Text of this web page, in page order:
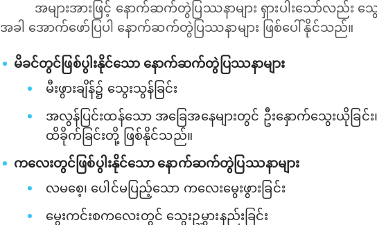
အများအားဖြင့် နောက်ဆက်တွဲပြဿနာများ ရှားပါးသော်လည်
အခါ အောက်ဖော်ပြပါ နောက်ဆက်တွဲပြဿနာများ ဖြစ်ပေါ်နိုင်သည်။
မိခင်တွင်ဖြစ်ပွါးနိုင်သော နောက်ဆက်တွဲပြဿနာများ
မီးဖွားချိန်၌ သွေးသွန်ခြင်း
အလွန်ပြင်းထန်သော အခြေအနေများတွင် ဦးနှောက်သွေးယိုခြင်
ထိခိုက်ခြင်းတို့ ဖြစ်နိုင်သည်။
ကလေးတွင်ဖြစ်ပွါးနိုင်သော နောက်ဆက်တွဲပြဿနာများ
လမ‌စေ့၊ ပေါင်မပြည့်သော ကလေးမွေးဖွားခြင်း
မွေးကင်းစကလေးတွင် သွေးဥမွှားနည်းခြင်း